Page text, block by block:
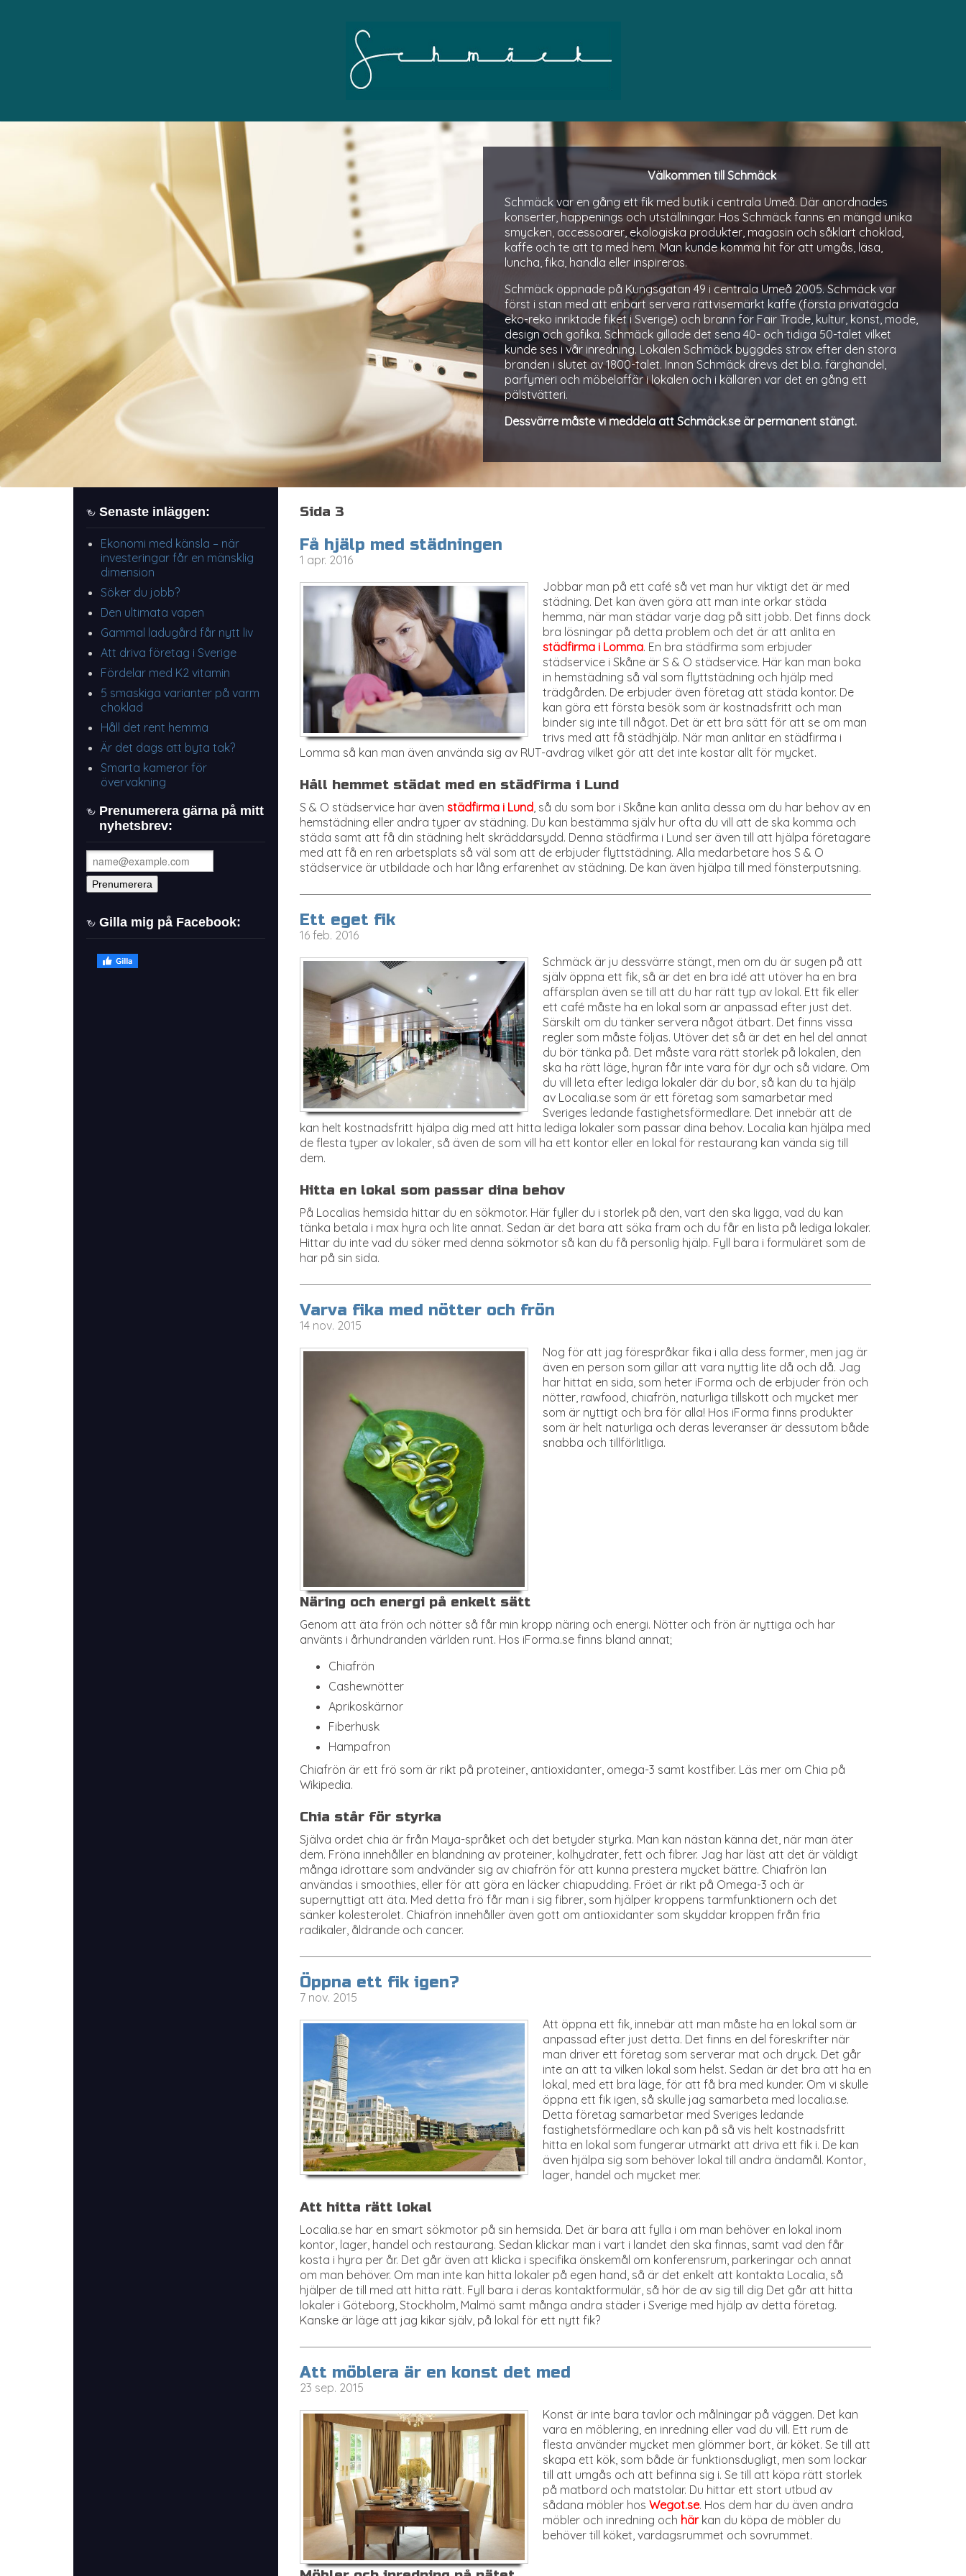
Välkommen till Schmäck
Schmäck var en gång ett fik med butik i centrala Umeå. Där anordnades
konserter, happenings och utställningar. Hos Schmäck fanns en mängd unika
smycken, accessoarer, ekologiska produkter, magasin och såklart choklad,
kaffe och te att ta med hem. Man kunde komma hit för att umgås, läsa,
luncha, fika, handla eller inspireras.
Schmäck öppnade på Kungsgatan 49 i centrala Umeå 2005. Schmäck var
först i stan med att enbart servera rättvisemärkt kaffe (första privatägda
eko-reko inriktade fiket i Sverige) och brann för Fair Trade, kultur, konst, mode,
design och gofika. Schmäck gillade det sena 40- och tidiga 50-talet vilket
kunde ses i vår inredning. Lokalen Schmäck byggdes strax efter den stora
branden i slutet av 1800-talet. Innan Schmäck drevs det bl.a. färghandel,
parfymeri och möbelaffär i lokalen och i källaren var det en gång ett
pälstvätteri.
Dessvärre måste vi meddela att Schmäck.se är permanent stängt.
Senaste inläggen:
Ekonomi med känsla – när
investeringar får en mänsklig
dimension
Söker du jobb?
Den ultimata vapen
Gammal ladugård får nytt liv
Att driva företag i Sverige
Fördelar med K2 vitamin
5 smaskiga varianter på varm
choklad
Håll det rent hemma
Är det dags att byta tak?
Smarta kameror för
övervakning
Prenumerera gärna på mitt
nyhetsbrev:
Gilla mig på Facebook:
Sida 3
Få hjälp med städningen
1 apr. 2016
Jobbar man på ett café så vet man hur viktigt det är med
städning. Det kan även göra att man inte orkar städa
hemma, när man städar varje dag på sitt jobb. Det finns dock
bra lösningar på detta problem och det är att anlita en
städfirma i Lomma. En bra städfirma som erbjuder
städservice i Skåne är S & O städservice. Här kan man boka
in hemstädning så väl som flyttstädning och hjälp med
trädgården. De erbjuder även företag att städa kontor. De
kan göra ett första besök som är kostnadsfritt och man
binder sig inte till något. Det är ett bra sätt för att se om man
trivs med att få städhjälp. När man anlitar en städfirma i
Lomma så kan man även använda sig av RUT-avdrag vilket gör att det inte kostar allt för mycket.
Håll hemmet städat med en städfirma i Lund
S & O städservice har även städfirma i Lund, så du som bor i Skåne kan anlita dessa om du har behov av en
hemstädning eller andra typer av städning. Du kan bestämma själv hur ofta du vill att de ska komma och
städa samt att få din städning helt skräddarsydd. Denna städfirma i Lund ser även till att hjälpa företagare
med att få en ren arbetsplats så väl som att de erbjuder flyttstädning. Alla medarbetare hos S & O
städservice är utbildade och har lång erfarenhet av städning. De kan även hjälpa till med fönsterputsning.
Ett eget fik
16 feb. 2016
Schmäck är ju dessvärre stängt, men om du är sugen på att
själv öppna ett fik, så är det en bra idé att utöver ha en bra
affärsplan även se till att du har rätt typ av lokal. Ett fik eller
ett café måste ha en lokal som är anpassad efter just det.
Särskilt om du tänker servera något ätbart. Det finns vissa
regler som måste följas. Utöver det så är det en hel del annat
du bör tänka på. Det måste vara rätt storlek på lokalen, den
ska ha rätt läge, hyran får inte vara för dyr och så vidare. Om
du vill leta efter lediga lokaler där du bor, så kan du ta hjälp
av Localia.se som är ett företag som samarbetar med
Sveriges ledande fastighetsförmedlare. Det innebär att de
kan helt kostnadsfritt hjälpa dig med att hitta lediga lokaler som passar dina behov. Localia kan hjälpa med
de flesta typer av lokaler, så även de som vill ha ett kontor eller en lokal för restaurang kan vända sig till
dem.
Hitta en lokal som passar dina behov
På Localias hemsida hittar du en sökmotor. Här fyller du i storlek på den, vart den ska ligga, vad du kan
tänka betala i max hyra och lite annat. Sedan är det bara att söka fram och du får en lista på lediga lokaler.
Hittar du inte vad du söker med denna sökmotor så kan du få personlig hjälp. Fyll bara i formuläret som de
har på sin sida.
Varva fika med nötter och frön
14 nov. 2015
Nog för att jag förespråkar fika i alla dess former, men jag är
även en person som gillar att vara nyttig lite då och då. Jag
har hittat en sida, som heter iForma och de erbjuder frön och
nötter, rawfood, chiafrön, naturliga tillskott och mycket mer
som är nyttigt och bra för alla! Hos iForma finns produkter
som är helt naturliga och deras leveranser är dessutom både
snabba och tillförlitliga.
Näring och energi på enkelt sätt
Genom att äta frön och nötter så får min kropp näring och energi. Nötter och frön är nyttiga och har
använts i århundranden världen runt. Hos iForma.se finns bland annat;
Chiafrön
Cashewnötter
Aprikoskärnor
Fiberhusk
Hampafron
Chiafrön är ett frö som är rikt på proteiner, antioxidanter, omega-3 samt kostfiber. Läs mer om Chia på
Wikipedia.
Chia står för styrka
Själva ordet chia är från Maya-språket och det betyder styrka. Man kan nästan känna det, när man äter
dem. Fröna innehåller en blandning av proteiner, kolhydrater, fett och fibrer. Jag har läst att det är väldigt
många idrottare som andvänder sig av chiafrön för att kunna prestera mycket bättre. Chiafrön lan
användas i smoothies, eller för att göra en läcker chiapudding. Fröet är rikt på Omega-3 och är
supernyttigt att äta. Med detta frö får man i sig fibrer, som hjälper kroppens tarmfunktionern och det
sänker kolesterolet. Chiafrön innehåller även gott om antioxidanter som skyddar kroppen från fria
radikaler, åldrande och cancer.
Öppna ett fik igen?
7 nov. 2015
Att öppna ett fik, innebär att man måste ha en lokal som är
anpassad efter just detta. Det finns en del föreskrifter när
man driver ett företag som serverar mat och dryck. Det går
inte an att ta vilken lokal som helst. Sedan är det bra att ha en
lokal, med ett bra läge, för att få bra med kunder. Om vi skulle
öppna ett fik igen, så skulle jag samarbeta med localia.se.
Detta företag samarbetar med Sveriges ledande
fastighetsförmedlare och kan på så vis helt kostnadsfritt
hitta en lokal som fungerar utmärkt att driva ett fik i. De kan
även hjälpa sig som behöver lokal till andra ändamål. Kontor,
lager, handel och mycket mer.
Att hitta rätt lokal
Localia.se har en smart sökmotor på sin hemsida. Det är bara att fylla i om man behöver en lokal inom
kontor, lager, handel och restaurang. Sedan klickar man i vart i landet den ska finnas, samt vad den får
kosta i hyra per år. Det går även att klicka i specifika önskemål om konferensrum, parkeringar och annat
om man behöver. Om man inte kan hitta lokaler på egen hand, så är det enkelt att kontakta Localia, så
hjälper de till med att hitta rätt. Fyll bara i deras kontaktformulär, så hör de av sig till dig Det går att hitta
lokaler i Göteborg, Stockholm, Malmö samt många andra städer i Sverige med hjälp av detta företag.
Kanske är läge att jag kikar själv, på lokal för ett nytt fik?
Att möblera är en konst det med
23 sep. 2015
Konst är inte bara tavlor och målningar på väggen. Det kan
vara en möblering, en inredning eller vad du vill. Ett rum de
flesta använder mycket men glömmer bort, är köket. Se till att
skapa ett kök, som både är funktionsdugligt, men som lockar
till att umgås och att befinna sig i. Se till att köpa rätt storlek
på matbord och matstolar. Du hittar ett stort utbud av
sådana möbler hos Wegot.se. Hos dem har du även andra
möbler och inredning och härkan du köpa de möbler du
behöver till köket, vardagsrummet och sovrummet.